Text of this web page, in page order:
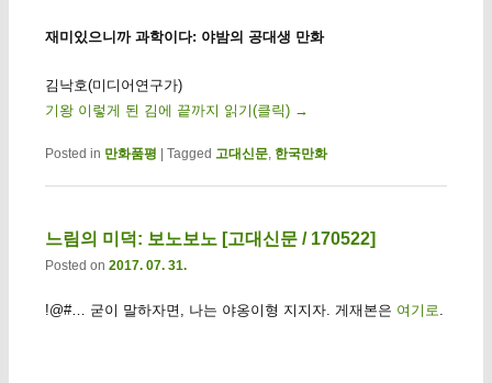
재미있으니까 과학이다: 야밤의 공대생 만화
김낙호(미디어연구가)
기왕 이렇게 된 김에 끝까지 읽기(클릭) →
Posted in 만화품평 Tagged 고대신문, 한국만화
느림의 미덕: 보노보노 [고대신문 / 170522]
Posted on 2017. 07. 31.
!@#… 굳이 말하자면, 나는 야옹이형 지지자. 게재본은 여기로.